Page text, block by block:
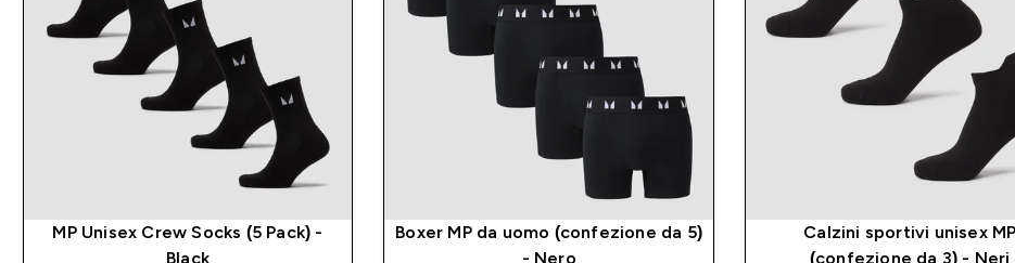
MP Unisex Crew Socks (5 Pack) -
Black
Boxer MP da uomo (confezione da 5)
- Nero
Calzini sportivi unisex MP
(confezione da 3) - Neri